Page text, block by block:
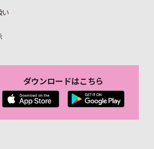
い
ダウンロードはこちら